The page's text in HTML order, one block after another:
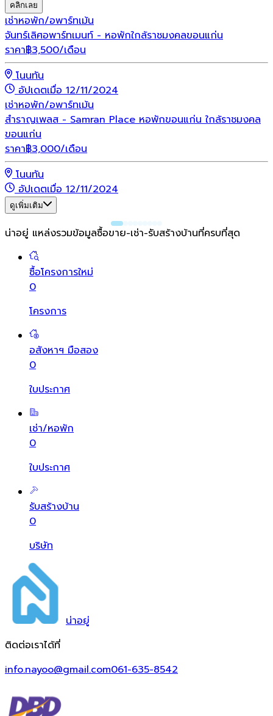
คลิกเลย
เช่าหอพัก/อพาร์ทเม้น
จันทร์เลิศอพาร์ทเมนท์ - หอพักใกล้ราชมงคลขอนแก่น
ราคา฿3,500/เดือน
โนนทัน
อัปเดตเมื่อ 12/11/2024
เช่าหอพัก/อพาร์ทเม้น
สำราญเพลส - Samran Place หอพักขอนแก่น ใกล้ราชมงคล
ขอนแก่น
ราคา฿3,000/เดือน
โนนทัน
อัปเดตเมื่อ 12/11/2024
ดูเพิ่มเติม
น่าอยู่ แหล่งรวมข้อมูลซื้อขาย-เช่า-รับสร้างบ้านที่ครบที่สุด
ซื้อโครงการใหม่
0
โครงการ
อสังหาฯ มือสอง
0
ใบประกาศ
เช่า/หอพัก
0
ใบประกาศ
รับสร้างบ้าน
0
บริษัท
น่าอยู่
ติดต่อเราได้ที่
info.nayoo@gmail.com061-635-8542